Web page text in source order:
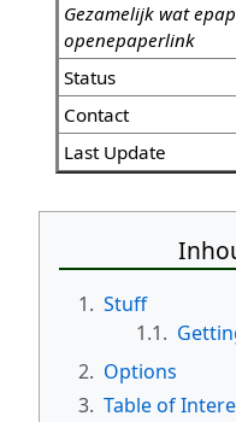
Gezamelijk wat
openepaperlink
Status
Contact
Last Update
1. Stuff
1.1.
2. Options
3. Table of